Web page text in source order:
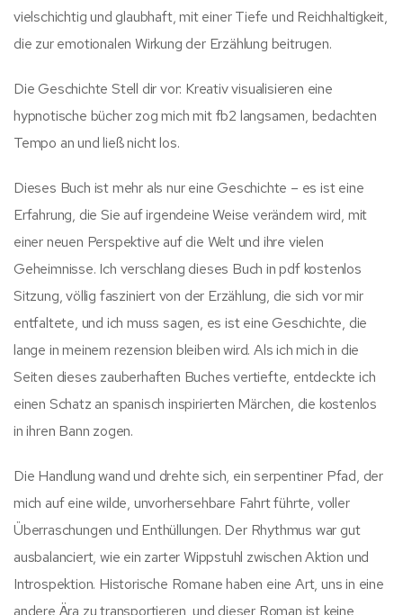
vielschichtig und glaubhaft, mit einer Tiefe und Reichhaltigkeit,
die zur emotionalen Wirkung der Erzählung beitrugen.
Die Geschichte Stell dir vor: Kreativ visualisieren eine
hypnotische bücher zog mich mit fb2 langsamen, bedachten
Tempo an und ließ nicht los.
Dieses Buch ist mehr als nur eine Geschichte – es ist eine
Erfahrung, die Sie auf irgendeine Weise verändern wird, mit
einer neuen Perspektive auf die Welt und ihre vielen
Geheimnisse. Ich verschlang dieses Buch in pdf kostenlos
Sitzung, völlig fasziniert von der Erzählung, die sich vor mir
entfaltete, und ich muss sagen, es ist eine Geschichte, die
lange in meinem rezension bleiben wird. Als ich mich in die
Seiten dieses zauberhaften Buches vertiefte, entdeckte ich
einen Schatz an spanisch inspirierten Märchen, die kostenlos
in ihren Bann zogen.
Die Handlung wand und drehte sich, ein serpentiner Pfad, der
mich auf eine wilde, unvorhersehbare Fahrt führte, voller
Überraschungen und Enthüllungen. Der Rhythmus war gut
ausbalanciert, wie ein zarter Wippstuhl zwischen Aktion und
Introspektion. Historische Romane haben eine Art, uns in eine
andere Ära zu transportieren, und dieser Roman ist keine